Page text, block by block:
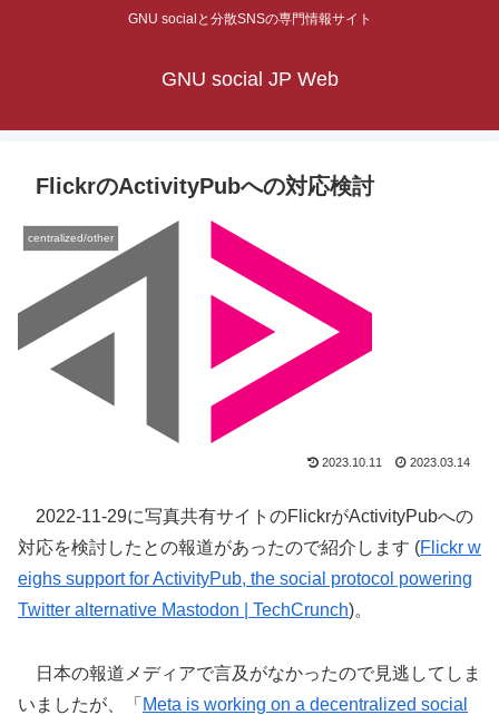
GNU socialと分散SNSの専門情報サイト
GNU social JP Web
FlickrのActivityPubへの対応検討
centralized/other
2023.10.11 2023.03.14
2022-11-29に写真共有サイトのFlickrがActivityPubへの
対応を検討したとの報道があったので紹介します (Flickr w
eighs support for ActivityPub, the social protocol powering
Twitter alternative Mastodon | TechCrunch)。
日本の報道メディアで言及がなかったので見逃してしま
いましたが、「 Meta is working on a decentralized social